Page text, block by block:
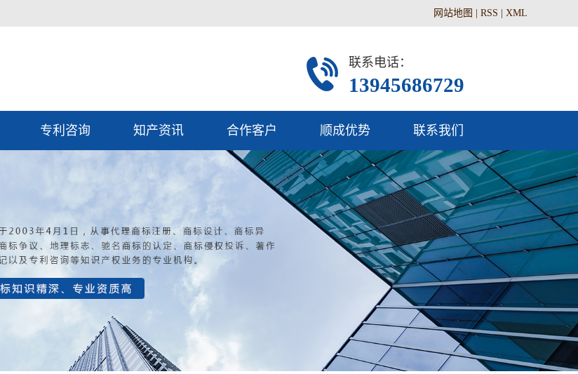
网站地图 RSS XML
联系电话：
13945686729
专利咨询 知产资讯 合作客户 顺成优势 联系我们